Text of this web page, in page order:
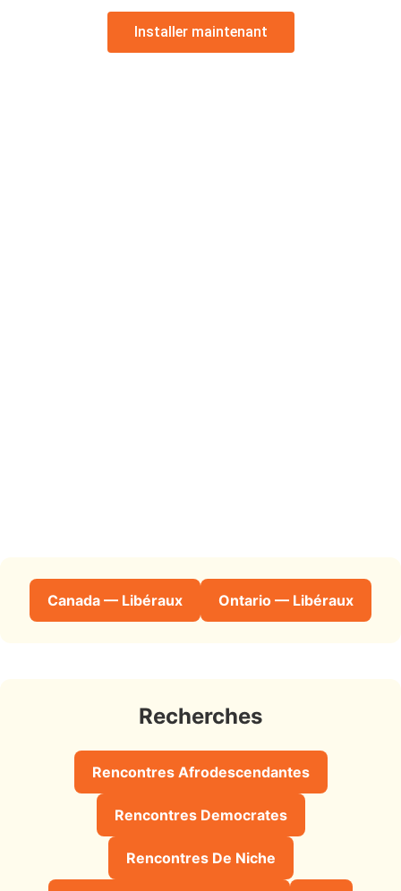
Installer maintenant
Canada — Libéraux Ontario — Libéraux
Recherches
Rencontres Afrodescendantes
Rencontres Democrates
Rencontres De Niche